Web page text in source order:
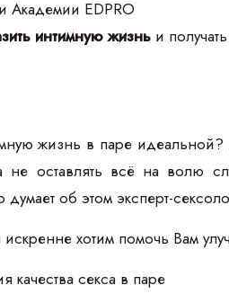
Академии EDPRO
интимную жизнь и
жизнь в паре
не оставлять всё на волю
об этом эксперт-
хотим помочь Вам
качества секса в паре